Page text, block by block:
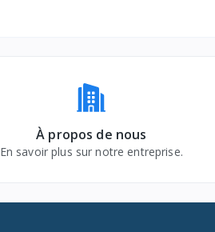
À propos de nous
En savoir plus sur notre entreprise.